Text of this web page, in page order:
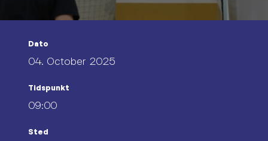
Dato
04. October 2025
Tidspunkt
09:00
Sted